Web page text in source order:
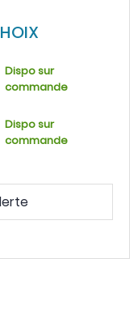
Dispo sur
commande
Dispo sur
commande